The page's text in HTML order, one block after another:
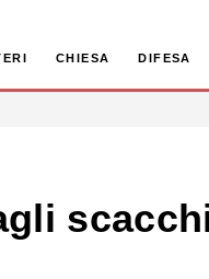
CHIESA DIFESA